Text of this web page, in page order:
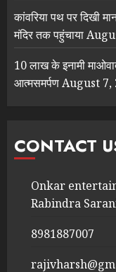
कांवरिया पथ पर दिखी
मंदिर तक पहुंचाया
10 लाख के इनामी
आत्मसमर्पणAugust 7,
CONTACT
Onkar
Rabindra
8981887007